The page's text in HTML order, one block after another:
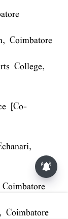
Coimbatore
College,
[Co-
Coimbatore